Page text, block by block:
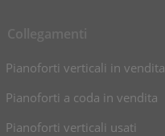
Pianoforti verticali in vendita
Pianoforti a coda in vendita
Pianoforti verticali usati